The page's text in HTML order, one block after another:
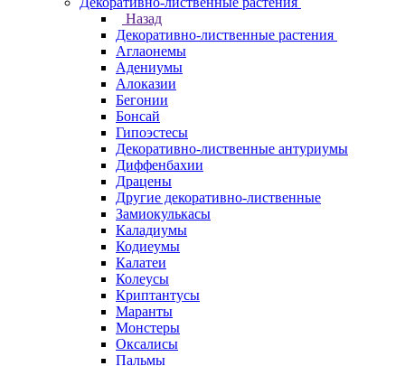
Назад
Декоративно-лиственные растения
Аглаонемы
Адениумы
Алоказии
Бегонии
Бонсай
Гипоэстесы
Декоративно-лиственные антуриумы
Диффенбахии
Драцены
Другие декоративно-лиственные
Замиокулькасы
Каладиумы
Кодиеумы
Калатеи
Колеусы
Криптантусы
Маранты
Монстеры
Оксалисы
Пальмы